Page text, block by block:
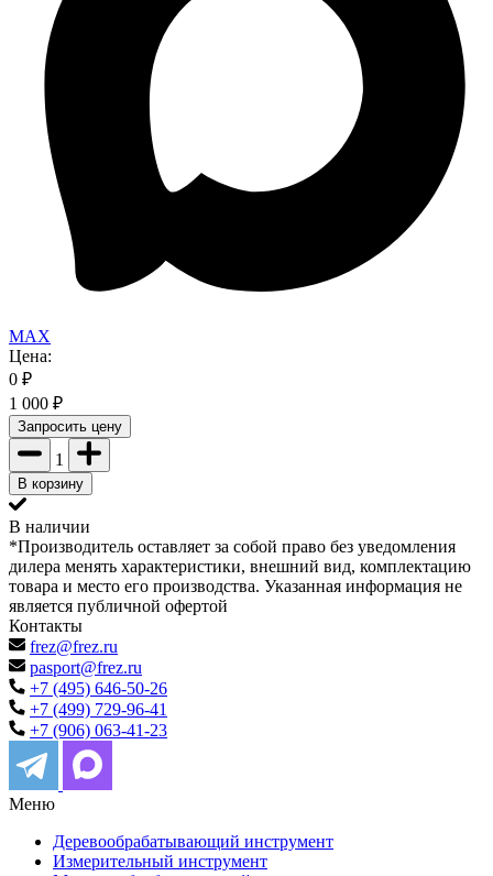
MAX
Цена:
0 ₽
1 000 ₽
Запросить цену
1
В корзину
В наличии
*Производитель оставляет за собой право без уведомления
дилера менять характеристики, внешний вид, комплектацию
товара и место его производства. Указанная информация не
является публичной офертой
Контакты
frez@frez.ru
pasport@frez.ru
+7 (495) 646-50-26
+7 (499) 729-96-41
+7 (906) 063-41-23
Меню
Деревообрабатывающий инструмент
Измерительный инструмент